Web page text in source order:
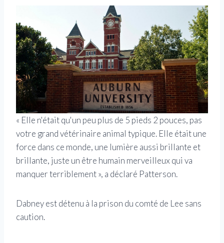
« Elle n'était qu'un peu plus de 5 pieds 2 pouces, pas
votre grand vétérinaire animal typique. Elle était une
force dans ce monde, une lumière aussi brillante et
brillante, juste un être humain merveilleux qui va
manquer terriblement », a déclaré Patterson.
Dabney est détenu à la prison du comté de Lee sans
caution.